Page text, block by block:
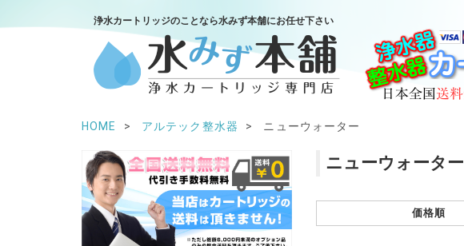
浄水カートリッジのことなら水みず本舗にお任せ下さい
HOME アルテック整水器 ニューウォーター
ニューウォーター
価格順